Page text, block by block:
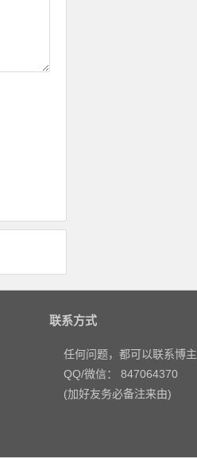
联系方式
任何问题，都可以联系博主
QQ/微信： 847064370
(加好友务必备注来由)